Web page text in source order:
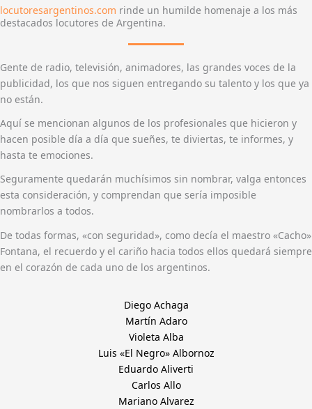
locutoresargentinos.com rinde un humilde homenaje a los más
destacados locutores de Argentina.
Gente de radio, televisión, animadores, las grandes voces de la
publicidad, los que nos siguen entregando su talento y los que ya
no están.
Aquí se mencionan algunos de los profesionales que hicieron y
hacen posible día a día que sueñes, te diviertas, te informes, y
hasta te emociones.
Seguramente quedarán muchísimos sin nombrar, valga entonces
esta consideración, y comprendan que sería imposible
nombrarlos a todos.
De todas formas, «con seguridad», como decía el maestro «Cacho»
Fontana, el recuerdo y el cariño hacia todos ellos quedará siempre
en el corazón de cada uno de los argentinos.
Diego Achaga
Martín Adaro
Violeta Alba
Luis «El Negro» Albornoz
Eduardo Aliverti
Carlos Allo
Mariano Alvarez